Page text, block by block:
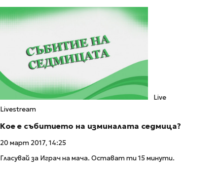
Live
Livestream
Кое е събитието на изминалата седмица?
20 март 2017, 14:25
Гласувай за Играч на мача. Остават ти 15 минути.